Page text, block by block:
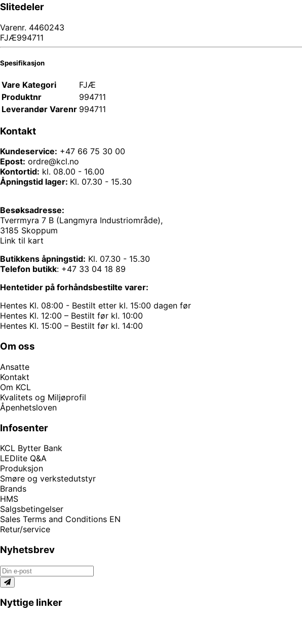
Slitedeler
Varenr. 4460243
FJÆ994711
Spesifikasjon
Vare Kategori
FJÆ
Produktnr
994711
Leverandør Varenr 994711
Kontakt
Kundeservice: +47 66 75 30 00
Epost: ordre@kcl.no
Kontortid: kl. 08.00 - 16.00
Åpningstid lager: Kl. 07.30 - 15.30
Besøksadresse:
Tverrmyra 7 B (Langmyra Industriområde),
3185 Skoppum
Link til kart
Butikkens åpningstid: Kl. 07.30 - 15.30
Telefon butikk: +47 33 04 18 89
Hentetider på forhåndsbestilte varer:
Hentes Kl. 08:00 - Bestilt etter kl. 15:00 dagen før
Hentes Kl. 12:00 – Bestilt før kl. 10:00
Hentes Kl. 15:00 – Bestilt før kl. 14:00
Om oss
Ansatte
Kontakt
Om KCL
Kvalitets og Miljøprofil
Åpenhetsloven
Infosenter
KCL Bytter Bank
LEDlite Q&A
Produksjon
Smøre og verkstedutstyr
Brands
HMS
Salgsbetingelser
Sales Terms and Conditions EN
Retur/service
Nyhetsbrev
Nyttige linker